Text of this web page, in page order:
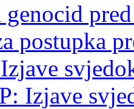
genocid
postupka
Izjave